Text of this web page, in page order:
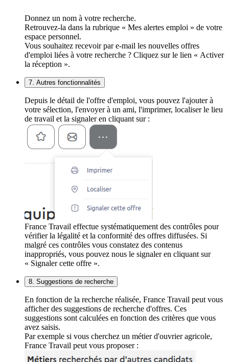
Donnez un nom à votre recherche.
Retrouvez-la dans la rubrique « Mes alertes emploi » de votre
espace personnel.
Vous souhaitez recevoir par e-mail les nouvelles offres
d'emploi liées à votre recherche ? Cliquez sur le lien « Activer
la réception ».
7. Autres fonctionnalités
Depuis le détail de l'offre d'emploi, vous pouvez l'ajouter à
votre sélection, l'envoyer à un ami, l'imprimer, localiser le lieu
de travail et la signaler en cliquant sur :
France Travail effectue systématiquement des contrôles pour
vérifier la légalité et la conformité des offres diffusées. Si
malgré ces contrôles vous constatez des contenus
inappropriés, vous pouvez nous le signaler en cliquant sur
« Signaler cette offre ».
8. Suggestions de recherche
En fonction de la recherche réalisée, France Travail peut vous
afficher des suggestions de recherche d'offres. Ces
suggestions sont calculées en fonction des critères que vous
avez saisis.
Par exemple si vous cherchez un métier d'ouvrier agricole,
France Travail peut vous proposer :